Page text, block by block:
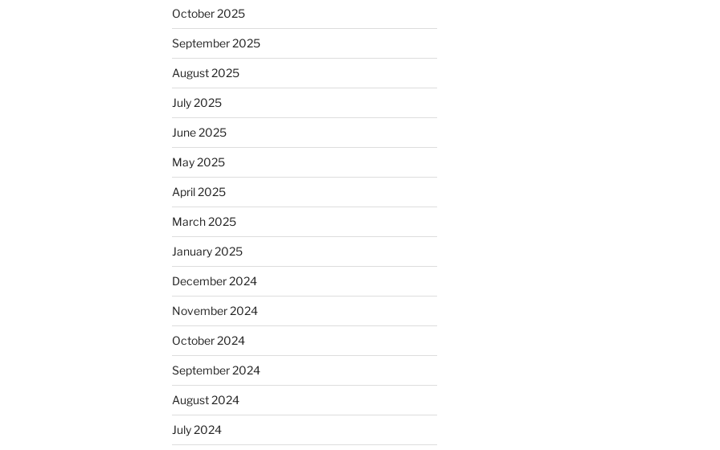
October 2025
September 2025
August 2025
July 2025
June 2025
May 2025
April 2025
March 2025
January 2025
December 2024
November 2024
October 2024
September 2024
August 2024
July 2024